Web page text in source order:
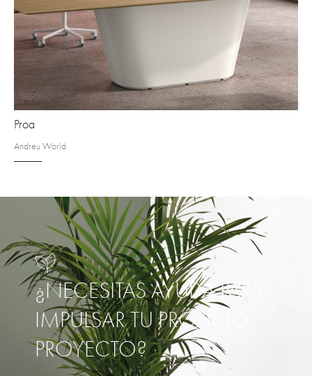
Proa
Andreu World
¿NECESITAS AYUDA PARA
IMPULSAR TU PRÓXIMO
PROYECTO?